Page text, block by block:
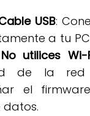
USB:
a tu
No utilices Wi-
de la red
el
datos.